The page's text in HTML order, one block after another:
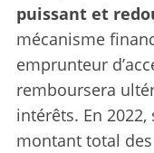
puissant et
mécanisme
emprunteur
remboursera
intérêts. En
montant total